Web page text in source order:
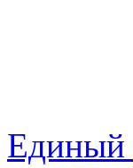
Единый